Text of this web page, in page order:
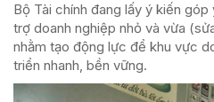
Bộ Tài chính đang lấy ý kiến
trợ doanh nghiệp nhỏ và vừa
nhằm tạo động lực để khu vực
triển nhanh, bền vững.